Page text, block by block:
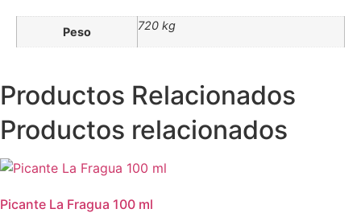
Peso 720 kg
Productos Relacionados
Productos relacionados
Picante La Fragua 100 ml